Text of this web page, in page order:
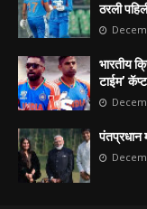
ठरली
भारतीय
टाईम’
पंतप्रधान